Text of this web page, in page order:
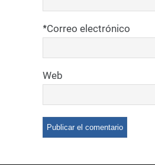
Correo electrónico
*
Web